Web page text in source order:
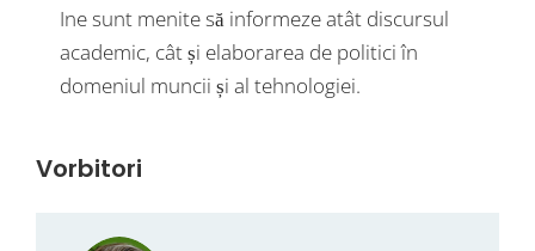
Ine sunt menite să informeze atât discursul
academic, cât și elaborarea de politici în
domeniul muncii și al tehnologiei.
Vorbitori